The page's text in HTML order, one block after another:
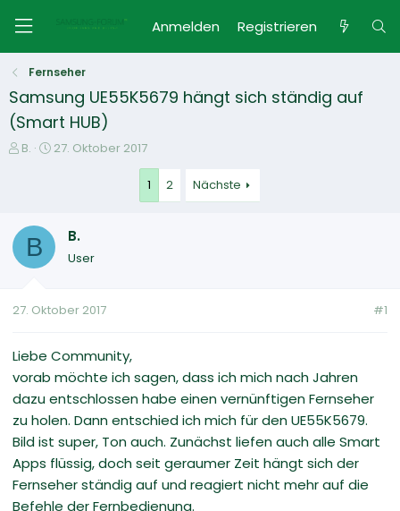
Anmelden Registrieren
Fernseher
Samsung UE55K5679 hängt sich ständig auf
(Smart HUB)
E
e
B.
E
l
l
m
27. Oktober 2017
1 2 Nächste
B B.
User
27. Oktober 2017 #1
Liebe Community,
vorab möchte ich sagen, dass ich mich nach Jahren
dazu entschlossen habe einen vernünftigen Fernseher
zu holen. Dann entschied ich mich für den UE55K5679.
Bild ist super, Ton auch. Zunächst liefen auch alle Smart
Apps flüssig, doch seit geraumer Zeit hängt sich der
Fernseher ständig auf und reagiert nicht mehr auf die
Befehle der Fernbedienung.